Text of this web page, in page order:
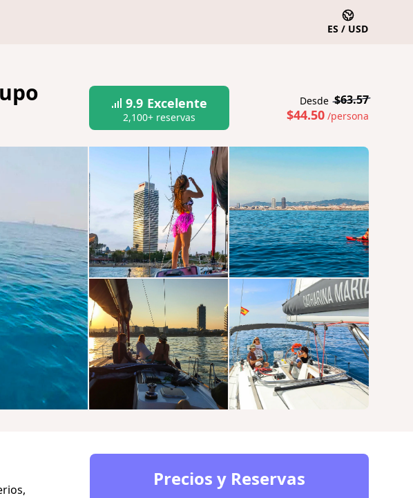
ES / USD
9.9 Excelente
2,100+ reservas
Desde $63.57
$44.50 /persona
Precios y Reservas